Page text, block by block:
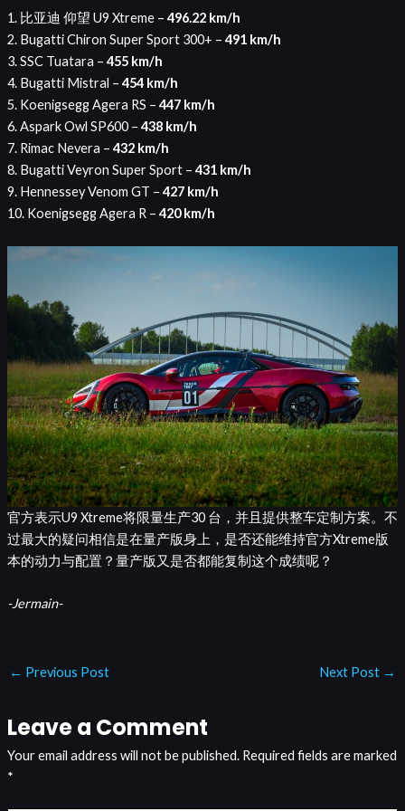
1. 比亚迪 仰望 U9 Xtreme – 496.22 km/h
2. Bugatti Chiron Super Sport 300+ – 491 km/h
3. SSC Tuatara – 455 km/h
4. Bugatti Mistral – 454 km/h
5. Koenigsegg Agera RS – 447 km/h
6. Aspark Owl SP600 – 438 km/h
7. Rimac Nevera – 432 km/h
8. Bugatti Veyron Super Sport – 431 km/h
9. Hennessey Venom GT – 427 km/h
10. Koenigsegg Agera R – 420 km/h
官方表示U9 Xtreme将限量生产30 台，并且提供整车定制方案。不
过最大的疑问相信是在量产版身上，是否还能维持官方Xtreme版
本的动力与配置？量产版又是否都能复制这个成绩呢？
-Jermain-
← Previous Post Next Post →
Leave a Comment
Your email address will not be published. Required fields are marked
*